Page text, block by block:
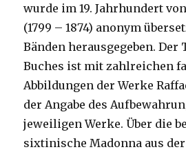
wurde im 19. Jahrhundert
(1799 – 1874) anonym
Bänden herausgegeben. Der
Buches ist mit zahlreichen
Abbildungen der Werke
der Angabe des
jeweiligen Werke. Über die
sixtinische Madonna aus